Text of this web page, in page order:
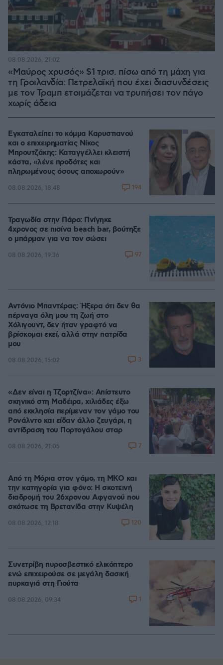
«Μαύρος χρυσός» $1 τρισ. πίσω από τη μάχη για
τη Γροιλανδία: Πετρελαϊκή που έχει διασυνδέσεις
με τον Τραμπ ετοιμάζεται να τρυπήσει τον πάγο
χωρίς άδεια
08.08.2026, 21:02
Εγκαταλείπει το κόμμα Καρυστιανού
και ο επιχειρηματίας Νίκος
Μπρουτζάκης: Καταγγέλλει κλειστή
κάστα, «λένε προδότες και
πληρωμένους όσους αποχωρούν»
08.08.2026, 18:48 194
Τραγωδία στην Πάρο: Πνίγηκε
4χρονος σε πισίνα beach bar, βούτηξε
ο μπάρμαν για να τον σώσει
08.08.2026, 19:36 97
Αντόνιο Μπαντέρας: Ήξερα ότι δεν θα
πέρναγα όλη μου τη ζωή στο
Χόλιγουντ, δεν ήταν γραφτό να
βρίσκομαι εκεί, αλλά στην πατρίδα
μου
08.08.2026, 15:02 3
«Δεν είναι η Τζορτζίνα»: Απίστευτο
σκηνικό στη Μαδέιρα, χιλιάδες έξω
από εκκλησία περίμεναν τον γάμο του
Ρονάλντο και είδαν άλλο ζευγάρι, η
αντίδραση του Πορτογάλου σταρ
08.08.2026, 21:05 7
Από τη Μόρια στον γάμο, τη ΜΚΟ και
την κατηγορία για φόνο: Η σκοτεινή
διαδρομή του 26χρονου Αφγανού που
σκότωσε τη Βρετανίδα στην Κυψέλη
08.08.2026, 12:18 120
Συνετρίβη πυροσβεστικό ελικόπτερο
ενώ επιχειρούσε σε μεγάλη δασική
πυρκαγιά στη Γιούτα
08.08.2026, 09:34 1